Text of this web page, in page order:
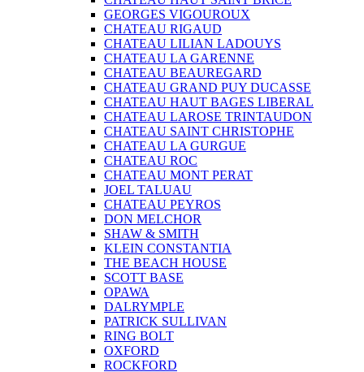
GEORGES VIGOUROUX
CHATEAU RIGAUD
CHATEAU LILIAN LADOUYS
CHATEAU LA GARENNE
CHATEAU BEAUREGARD
CHATEAU GRAND PUY DUCASSE
CHATEAU HAUT BAGES LIBERAL
CHATEAU LAROSE TRINTAUDON
CHATEAU SAINT CHRISTOPHE
CHATEAU LA GURGUE
CHATEAU ROC
CHATEAU MONT PERAT
JOEL TALUAU
CHATEAU PEYROS
DON MELCHOR
SHAW & SMITH
KLEIN CONSTANTIA
THE BEACH HOUSE
SCOTT BASE
OPAWA
DALRYMPLE
PATRICK SULLIVAN
RING BOLT
OXFORD
ROCKFORD